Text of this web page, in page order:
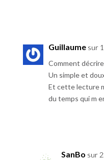
Guillaume sur
Comment
Un simple et
Et cette lecture
du temps qui m
SanBo sur